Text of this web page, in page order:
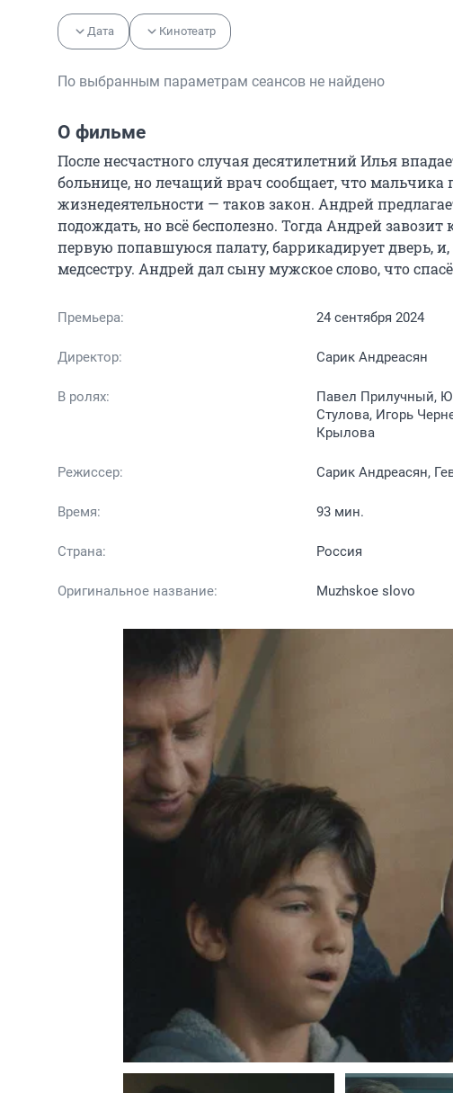
Дата Кинотеатр
По выбранным параметрам сеансов не найдено
О фильме
После несчастного случая десятилетний Илья
больнице, но лечащий врач сообщает, что
жизнедеятельности — таков закон. Андрей
подождать, но всё бесполезно. Тогда Андрей
первую попавшуюся палату, баррикадирует дверь,
медсестру. Андрей дал сыну мужское слово, что
Премьера: 24 сентября 2024
Директор: Сарик Андреасян
В ролях:
Павел Прилучный,
Стулова, Игорь
Крылова
Режиссер: Сарик Андреасян,
Время: 93 мин.
Страна: Россия
Оригинальное название: Muzhskoe slovo